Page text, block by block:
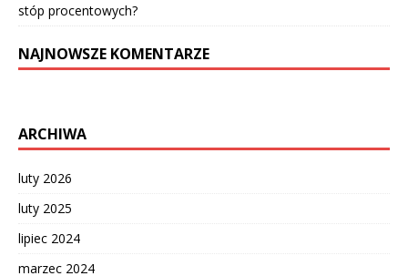
stóp procentowych?
NAJNOWSZE KOMENTARZE
ARCHIWA
luty 2026
luty 2025
lipiec 2024
marzec 2024